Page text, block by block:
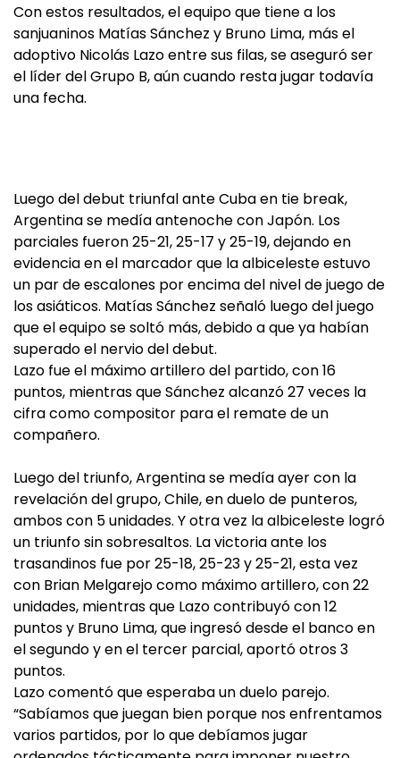
Con estos resultados, el equipo que tiene a los
sanjuaninos Matías Sánchez y Bruno Lima, más el
adoptivo Nicolás Lazo entre sus filas, se aseguró ser
el líder del Grupo B, aún cuando resta jugar todavía
una fecha.
Luego del debut triunfal ante Cuba en tie break,
Argentina se medía antenoche con Japón. Los
parciales fueron 25-21, 25-17 y 25-19, dejando en
evidencia en el marcador que la albiceleste estuvo
un par de escalones por encima del nivel de juego de
los asiáticos. Matías Sánchez señaló luego del juego
que el equipo se soltó más, debido a que ya habían
superado el nervio del debut.
Lazo fue el máximo artillero del partido, con 16
puntos, mientras que Sánchez alcanzó 27 veces la
cifra como compositor para el remate de un
compañero.
Luego del triunfo, Argentina se medía ayer con la
revelación del grupo, Chile, en duelo de punteros,
ambos con 5 unidades. Y otra vez la albiceleste logró
un triunfo sin sobresaltos. La victoria ante los
trasandinos fue por 25-18, 25-23 y 25-21, esta vez
con Brian Melgarejo como máximo artillero, con 22
unidades, mientras que Lazo contribuyó con 12
puntos y Bruno Lima, que ingresó desde el banco en
el segundo y en el tercer parcial, aportó otros 3
puntos.
Lazo comentó que esperaba un duelo parejo.
“Sabíamos que juegan bien porque nos enfrentamos
varios partidos, por lo que debíamos jugar